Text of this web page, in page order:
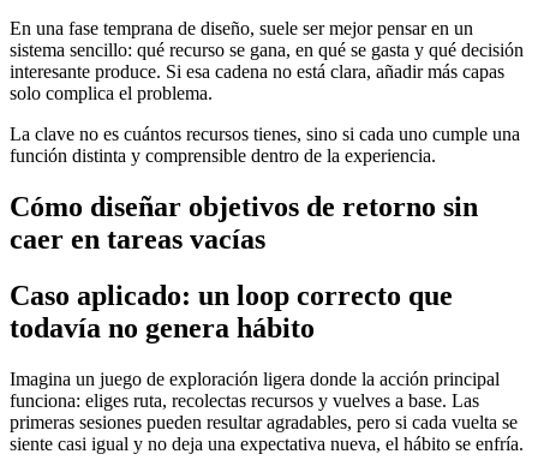
En una fase temprana de diseño, suele ser mejor pensar en un
sistema sencillo: qué recurso se gana, en qué se gasta y qué decisión
interesante produce. Si esa cadena no está clara, añadir más capas
solo complica el problema.
La clave no es cuántos recursos tienes, sino si cada uno cumple una
función distinta y comprensible dentro de la experiencia.
Cómo diseñar objetivos de retorno sin
caer en tareas vacías
Caso aplicado: un loop correcto que
todavía no genera hábito
Imagina un juego de exploración ligera donde la acción principal
funciona: eliges ruta, recolectas recursos y vuelves a base. Las
primeras sesiones pueden resultar agradables, pero si cada vuelta se
siente casi igual y no deja una expectativa nueva, el hábito se enfría.